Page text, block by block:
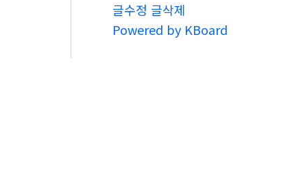
글수정 글삭제
Powered by KBoard